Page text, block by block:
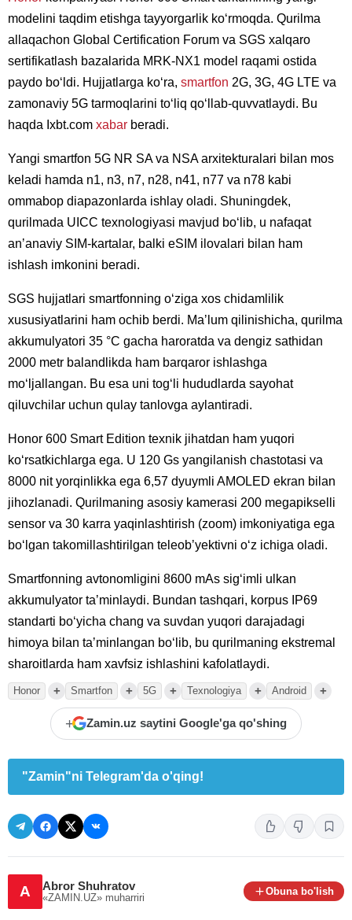
modelini taqdim etishga tayyorgarlik koʻrmoqda. Qurilma
allaqachon Global Certification Forum va SGS xalqaro
sertifikatlash bazalarida MRK-NX1 model raqami ostida
paydo boʻldi. Hujjatlarga koʻra, smartfon 2G, 3G, 4G LTE va
zamonaviy 5G tarmoqlarini toʻliq qoʻllab-quvvatlaydi. Bu
haqda Ixbt.com xabar beradi.
Yangi smartfon 5G NR SA va NSA arxitekturalari bilan mos
keladi hamda n1, n3, n7, n28, n41, n77 va n78 kabi
ommabop diapazonlarda ishlay oladi. Shuningdek,
qurilmada UICC texnologiyasi mavjud boʻlib, u nafaqat
anʼanaviy SIM-kartalar, balki eSIM ilovalari bilan ham
ishlash imkonini beradi.
SGS hujjatlari smartfonning oʻziga xos chidamlilik
xususiyatlarini ham ochib berdi. Maʼlum qilinishicha, qurilma
akkumulyatori 35 °C gacha haroratda va dengiz sathidan
2000 metr balandlikda ham barqaror ishlashga
moʻljallangan. Bu esa uni togʻli hududlarda sayohat
qiluvchilar uchun qulay tanlovga aylantiradi.
Honor 600 Smart Edition texnik jihatdan ham yuqori
koʻrsatkichlarga ega. U 120 Gs yangilanish chastotasi va
8000 nit yorqinlikka ega 6,57 dyuymli AMOLED ekran bilan
jihozlanadi. Qurilmaning asosiy kamerasi 200 megapikselli
sensor va 30 karra yaqinlashtirish (zoom) imkoniyatiga ega
boʻlgan takomillashtirilgan teleobʼyektivni oʻz ichiga oladi.
Smartfonning avtonomligini 8600 mAs sigʻimli ulkan
akkumulyator taʼminlaydi. Bundan tashqari, korpus IP69
standarti boʻyicha chang va suvdan yuqori darajadagi
himoya bilan taʼminlangan boʻlib, bu qurilmaning ekstremal
sharoitlarda ham xavfsiz ishlashini kafolatlaydi.
Honor + Smartfon + 5G + Texnologiya + Android +
+ Zamin.uz saytini Google'ga qo'shing
"Zamin"ni Telegram'da o'qing!
A Abror Shuhratov
«ZAMIN.UZ» muharriri
Obuna bo'lish